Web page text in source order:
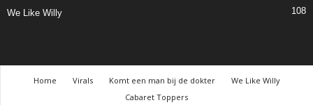
We Like Willy 108
Home Virals Komt een man bij de dokter
We Like Willy
Cabaret Toppers